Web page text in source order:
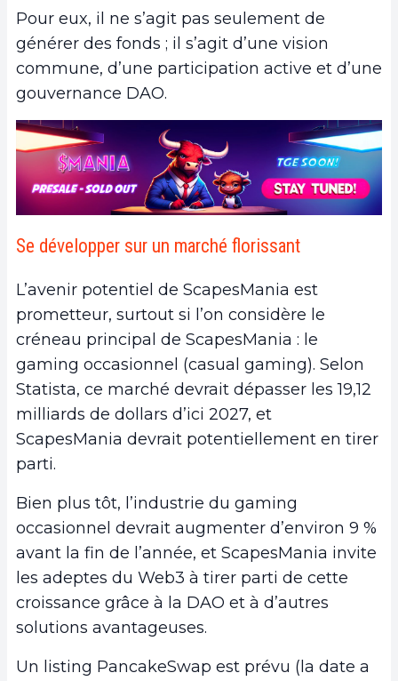
Pour eux, il ne s’agit pas seulement de
générer des fonds ; il s’agit d’une vision
commune, d’une participation active et d’une
gouvernance DAO.
Se développer sur un marché florissant
L’avenir potentiel de ScapesMania est
prometteur, surtout si l’on considère le
créneau principal de ScapesMania : le
gaming occasionnel (casual gaming). Selon
Statista, ce marché devrait dépasser les 19,12
milliards de dollars d’ici 2027, et
ScapesMania devrait potentiellement en tirer
parti.
Bien plus tôt, l’industrie du gaming
occasionnel devrait augmenter d’environ 9 %
avant la fin de l’année, et ScapesMania invite
les adeptes du Web3 à tirer parti de cette
croissance grâce à la DAO et à d’autres
solutions avantageuses.
Un listing PancakeSwap est prévu (la date a